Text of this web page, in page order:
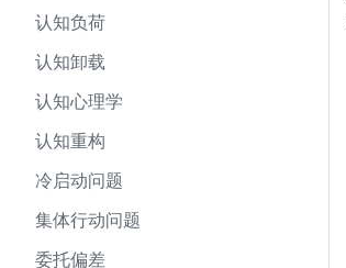
认知负荷
认知卸载
认知心理学
认知重构
冷启动问题
集体行动问题
委托偏差